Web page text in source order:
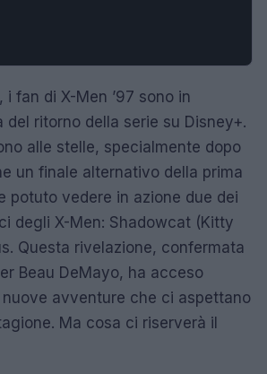
i fan di X-Men ’97 sono in
ritorno della serie su Disney+.
alle stelle, specialmente dopo
un finale alternativo della prima
potuto vedere in azione due dei
degli X-Men: Shadowcat (Kitty
Questa rivelazione, confermata
Beau DeMayo, ha acceso
nuove avventure che ci aspettano
Ma cosa ci riserverà il